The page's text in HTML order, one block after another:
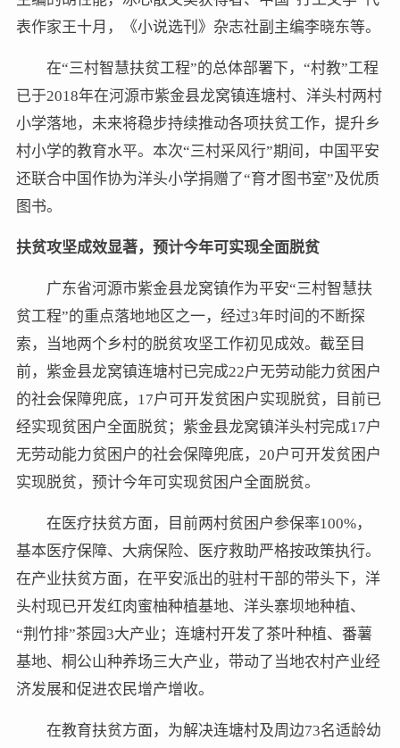
表作家王十月，《小说选刊》杂志社副主编李晓东等。
在“三村智慧扶贫工程”的总体部署下，“村教”工程
已于2018年在河源市紫金县龙窝镇连塘村、洋头村两村
小学落地，未来将稳步持续推动各项扶贫工作，提升乡
村小学的教育水平。本次“三村采风行”期间，中国平安
还联合中国作协为洋头小学捐赠了“育才图书室”及优质
图书。
扶贫攻坚成效显著，预计今年可实现全面脱贫
广东省河源市紫金县龙窝镇作为平安“三村智慧扶
贫工程”的重点落地地区之一，经过3年时间的不断探
索，当地两个乡村的脱贫攻坚工作初见成效。截至目
前，紫金县龙窝镇连塘村已完成22户无劳动能力贫困户
的社会保障兜底，17户可开发贫困户实现脱贫，目前已
经实现贫困户全面脱贫；紫金县龙窝镇洋头村完成17户
无劳动能力贫困户的社会保障兜底，20户可开发贫困户
实现脱贫，预计今年可实现贫困户全面脱贫。
在医疗扶贫方面，目前两村贫困户参保率100%，
基本医疗保障、大病保险、医疗救助严格按政策执行。
在产业扶贫方面，在平安派出的驻村干部的带头下，洋
头村现已开发红肉蜜柚种植基地、洋头寨坝地种植、
“荆竹排”茶园3大产业；连塘村开发了茶叶种植、番薯
基地、桐公山种养场三大产业，带动了当地农村产业经
济发展和促进农民增产增收。
在教育扶贫方面，为解决连塘村及周边73名适龄幼